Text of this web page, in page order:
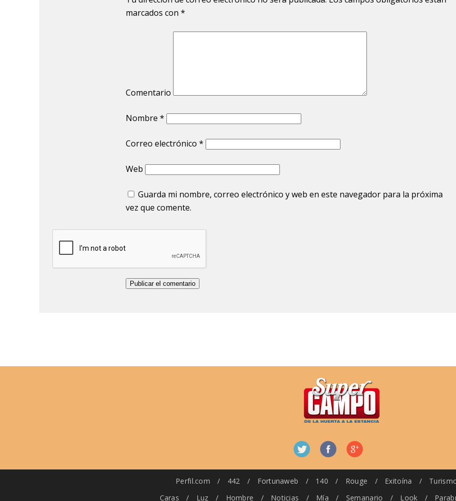
marcados con *
Comentario
Nombre *
Correo electrónico *
Web
Guarda mi nombre, correo electrónico y web en este navegador para la próxima
vez que comente.
Perfil.com / 442 / Fortunaweb / 140 / Rouge / Exitoína /
Caras
/ Luz / Hombre / Noticias / Mía / Semanario / Look /